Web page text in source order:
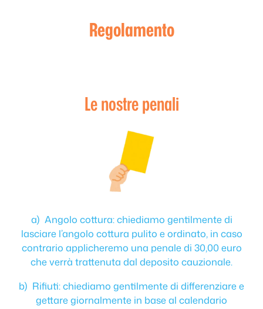
Regolamento
Le nostre penali
a) Angolo cottura: chiediamo gentilmente di
lasciare l’angolo cottura pulito e ordinato, in caso
contrario applicheremo una penale di 30,00 euro
che verrà trattenuta dal deposito cauzionale.
b) Rifiuti: chiediamo gentilmente di differenziare e
gettare giornalmente in base al calendario